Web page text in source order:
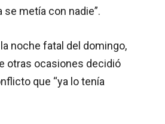
se metía con nadie”.
noche fatal del domingo,
otras ocasiones decidió
que “ya lo tenía